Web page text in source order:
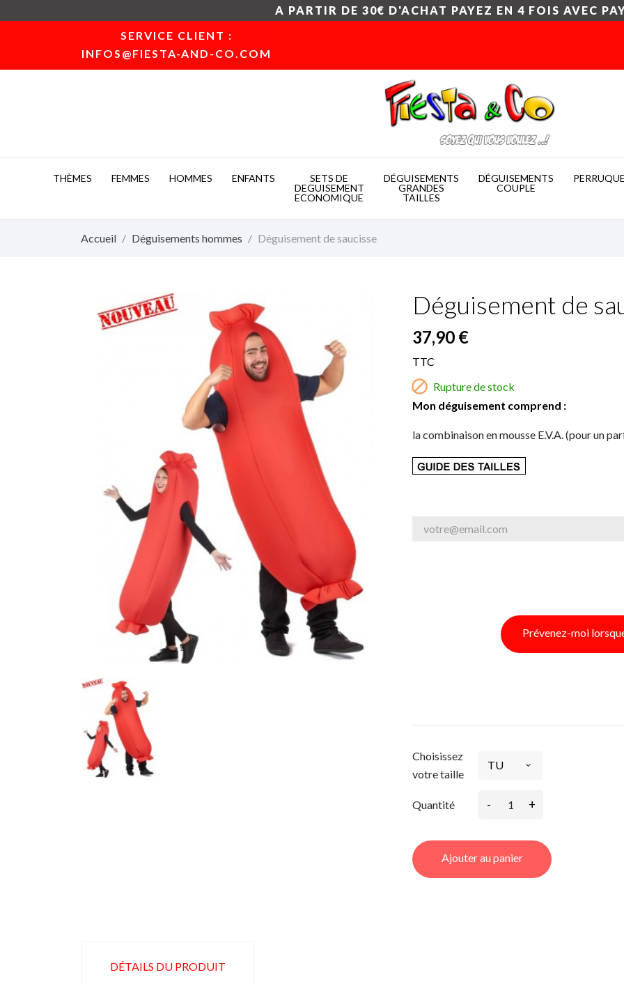
A PARTIR DE 30€ D'ACHAT PAYEZ EN 4 FOIS AVEC
SERVICE CLIENT :
INFOS@FIESTA-AND-CO.COM
THÈMES FEMMES HOMMES ENFANTS
SETS DE
DEGUISEMENT
ECONOMIQUE
DÉGUISEMENTS
GRANDES
TAILLES
DÉGUISEMENTS
COUPLE
Accueil Déguisements hommes Déguisement de saucisse
Déguisement de
37,90 €
TTC
 Rupture de stock
Mon déguisement comprend :
la combinaison en mousse E.V.A. (pour un
Prévenez-moi
Choisissez
votre taille
Quantité - +
Ajouter au panier
DÉTAILS DU PRODUIT